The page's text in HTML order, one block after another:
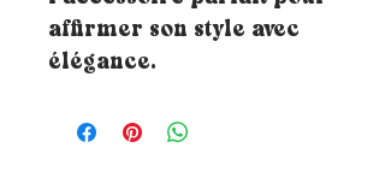
affirmer son style avec
élégance.